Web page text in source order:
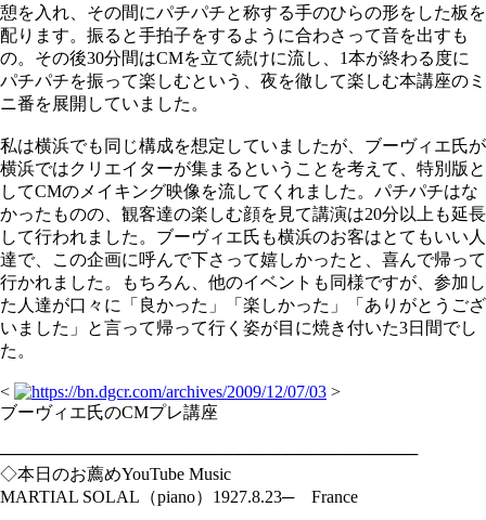
憩を入れ、その間にパチパチと称する手のひらの形をした板を
配ります。振ると手拍子をするように合わさって音を出すも
の。その後30分間はCMを立て続けに流し、1本が終わる度に
パチパチを振って楽しむという、夜を徹して楽しむ本講座のミ
ニ番を展開していました。
私は横浜でも同じ構成を想定していましたが、ブーヴィエ氏が
横浜ではクリエイターが集まるということを考えて、特別版と
してCMのメイキング映像を流してくれました。パチパチはな
かったものの、観客達の楽しむ顔を見て講演は20分以上も延長
して行われました。ブーヴィエ氏も横浜のお客はとてもいい人
達で、この企画に呼んで下さって嬉しかったと、喜んで帰って
行かれました。もちろん、他のイベントも同様ですが、参加し
た人達が口々に「良かった」「楽しかった」「ありがとうござ
いました」と言って帰って行く姿が目に焼き付いた3日間でし
た。
<
>
ブーヴィエ氏のCMプレ講座
───────────────────────────────────
◇本日のお薦めYouTube Music
MARTIAL SOLAL（piano）1927.8.23─ France